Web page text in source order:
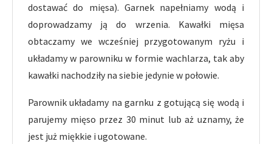
dostawać do mięsa). Garnek napełniamy wodą i
doprowadzamy ją do wrzenia. Kawałki mięsa
obtaczamy we wcześniej przygotowanym ryżu i
układamy w parowniku w formie wachlarza, tak aby
kawałki nachodziły na siebie jedynie w połowie.
Parownik układamy na garnku z gotującą się wodą i
parujemy mięso przez 30 minut lub aż uznamy, że
jest już miękkie i ugotowane.